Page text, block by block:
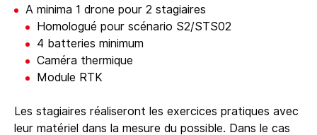
A minima 1 drone pour 2 stagiaires
Homologué pour scénario S2/STS02
4 batteries minimum
Caméra thermique
Module RTK
Les stagiaires réaliseront les exercices pratiques avec
leur matériel dans la mesure du possible. Dans le cas